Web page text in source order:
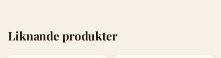
Liknande produkter